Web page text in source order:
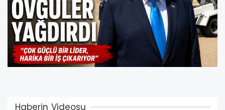
Haberin Videosu